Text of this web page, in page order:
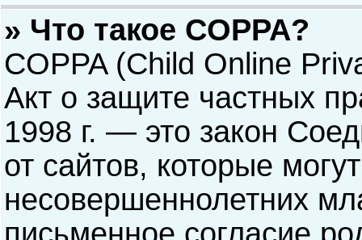
» Что такое COPPA?
COPPA (Child Online
Акт о защите частных
1998 г. — это закон
от сайтов, которые
несовершеннолетних